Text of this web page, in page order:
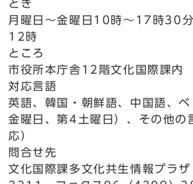
とき
月曜日～金曜日10時～17時30
12時
ところ
市役所本庁舎12階文化国際課内
対応言語
英語、韓国・朝鮮語、中国語、ベ
金曜日、第4土曜日）、その他の
応）
問合せ先
文化国際課多文化共生情報プラ